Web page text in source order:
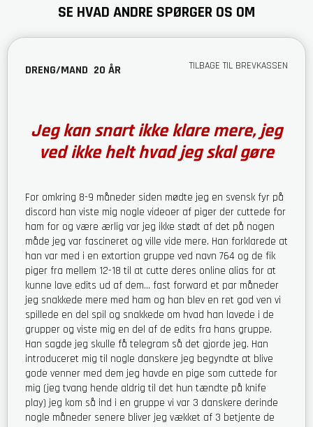
SE HVAD ANDRE SPØRGER OS OM
TILBAGE TIL BREVKASSEN
DRENG/MAND 20
Jeg kan snart ikke klare mere, jeg
ved ikke helt hvad jeg skal gøre
For omkring 8-9 måneder siden mødte jeg en svensk fyr på
discord han viste mig nogle videoer af piger der cuttede for
ham for og være ærlig var jeg ikke stødt af det på nogen
måde jeg var fascineret og ville vide mere. Han forklarede at
han var med i en extortion gruppe ved navn 764 og de fik
piger fra mellem 12-18 til at cutte deres online alias for at
kunne lave edits ud af dem… fast forward et par måneder
jeg snakkede mere med ham og han blev en ret god ven vi
spillede en del spil og snakkede om hvad han lavede i de
grupper og viste mig en del af de edits fra hans gruppe.
Han sagde jeg skulle få telegram så det gjorde jeg. Han
introduceret mig til nogle danskere jeg begyndte at blive
gode venner med dem jeg havde en pige som cuttede for
mig (jeg tvang hende aldrig til det hun tændte på knife
play) jeg kom så ind i en gruppe vi var 3 danskere derinde
nogle måneder senere bliver jeg vækket af 3 betjente de